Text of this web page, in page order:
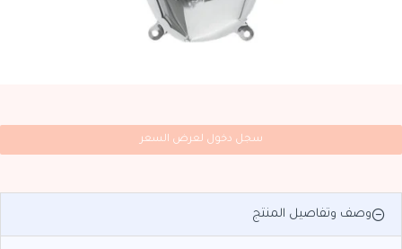
سجل دخول لعرض السعر
وصف وتفاصيل المنتج